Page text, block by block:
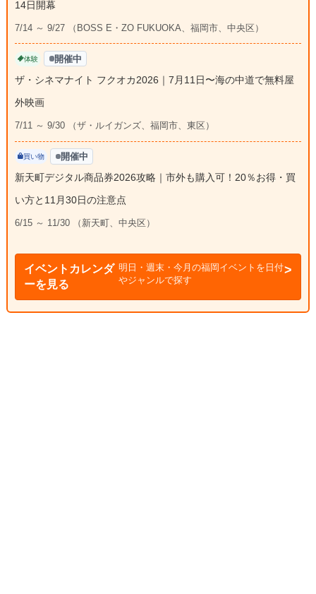
14日開幕
7/14 ～ 9/27 （BOSS E・ZO FUKUOKA、福岡市、中央区）
体験 開催中
ザ・シネマナイト フクオカ2026｜7月11日〜海の中道で無料屋
外映画
7/11 ～ 9/30 （ザ・ルイガンズ、福岡市、東区）
買い物 開催中
新天町デジタル商品券2026攻略｜市外も購入可！20％お得・買
い方と11月30日の注意点
6/15 ～ 11/30 （新天町、中央区）
イベントカレンダ
ーを見る
明日・週末・今月の福岡イベントを日付
やジャンルで探す